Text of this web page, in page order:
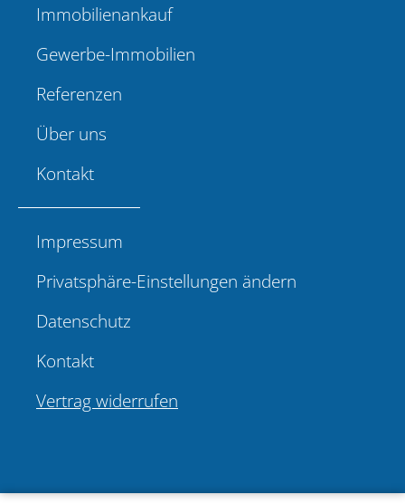
Immobilienankauf
Gewerbe-Immobilien
Referenzen
Über uns
Kontakt
Impressum
Privatsphäre-Einstellungen ändern
Datenschutz
Kontakt
Vertrag widerrufen